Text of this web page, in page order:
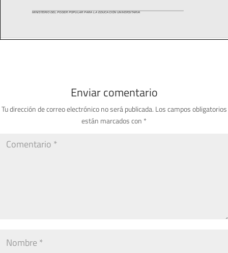
Enviar comentario
Tu dirección de correo electrónico no será publicada. Los campos obligatorios
están marcados con *